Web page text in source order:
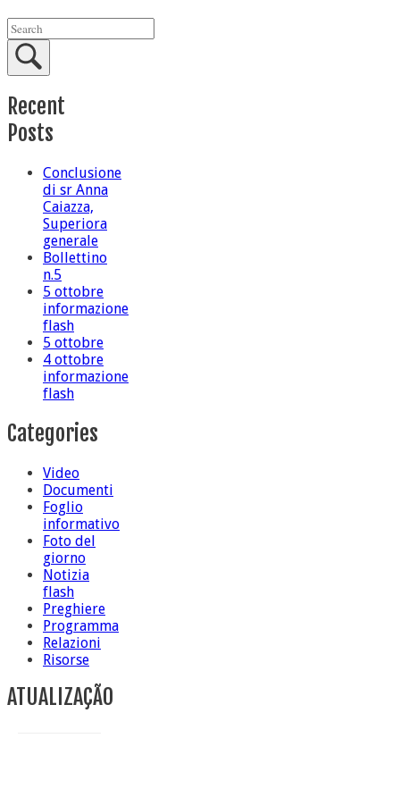
Recent
Posts
Conclusione
di sr Anna
Caiazza,
Superiora
generale
Bollettino
n.5
5 ottobre
informazione
flash
5 ottobre
4 ottobre
informazione
flash
Categories
Video
Documenti
Foglio
informativo
Foto del
giorno
Notizia
flash
Preghiere
Programma
Relazioni
Risorse
ATUALIZAÇÃO